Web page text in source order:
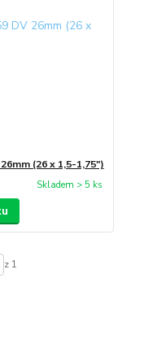
(26 x 1,5-1,75")
Skladem > 5 ks
z 1